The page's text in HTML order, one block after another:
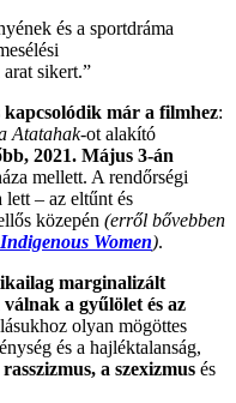
és a sportdráma
sikert.”
kapcsolódik már a filmhez:
Atatahak-ot alakító
2021. Május 3-án
mellett. A rendőrségi
lett – az eltűnt és
közepén (erről bővebben
Women).
marginalizált
a gyűlölet és az
olyan mögöttes
és a hajléktalanság,
rasszizmus, a szexizmus és